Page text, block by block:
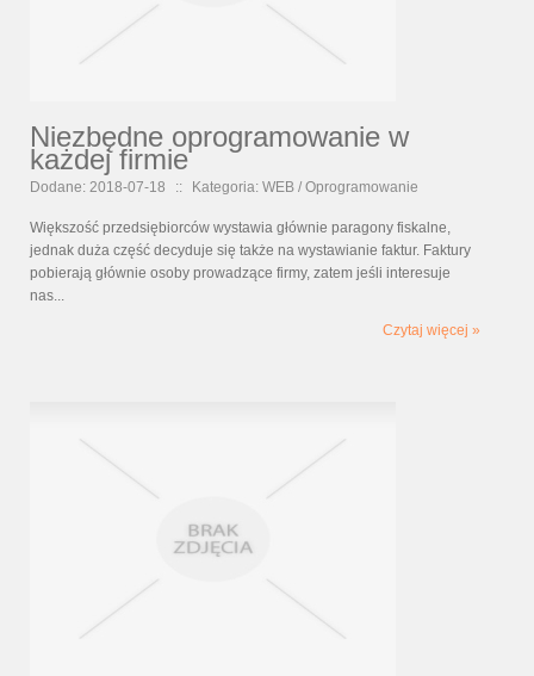
Niezbędne oprogramowanie w
każdej firmie
Dodane: 2018-07-18 :: Kategoria: WEB / Oprogramowanie
Większość przedsiębiorców wystawia głównie paragony fiskalne,
jednak duża część decyduje się także na wystawianie faktur. Faktury
pobierają głównie osoby prowadzące firmy, zatem jeśli interesuje
nas...
Czytaj więcej »